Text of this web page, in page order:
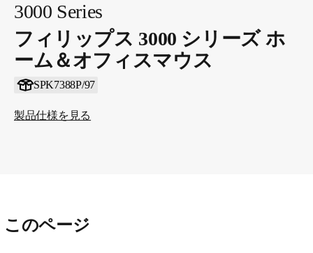
3000 Series
フィリップス 3000 シリーズ ホ
ーム＆オフィスマウス
SPK7388P/97
製品仕様を見る
このページ